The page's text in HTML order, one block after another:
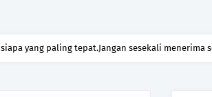
yang paling tepat.Jangan sesekali menerima